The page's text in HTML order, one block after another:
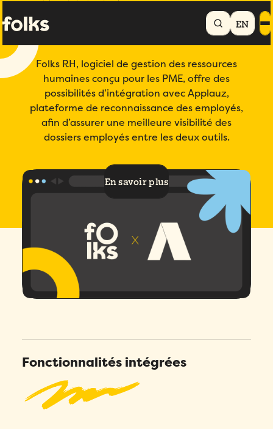
EN
AccueilProduitsIntégrationsApplauz
Folks + Applauz
Folks RH, logiciel de gestion des ressources
humaines conçu pour les PME, offre des
possibilités d’intégration avec Applauz,
plateforme de reconnaissance des employés,
afin d’assurer une meilleure visibilité des
dossiers employés entre les deux outils.
En savoir plus
4.7/5 basé sur + de 200 avis
Fonctionnalités intégrées